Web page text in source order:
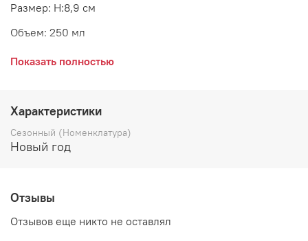
Размер: H:8,9 см
Объем: 250 мл
Материал: керамика
Показать полностью
Характеристики
Сезонный (Номенклатура)
Новый год
Отзывы
Отзывов еще никто не оставлял